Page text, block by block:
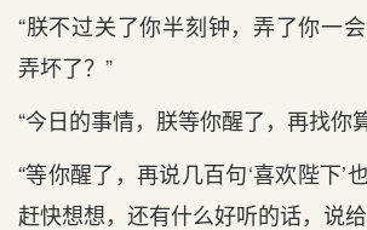
“朕不过关了你半刻钟，弄了你一
弄坏了？”
“今日的事情，朕等你醒了，再找你
“等你醒了，再说几百句‘喜欢陛下’
赶快想想，还有什么好听的话，说